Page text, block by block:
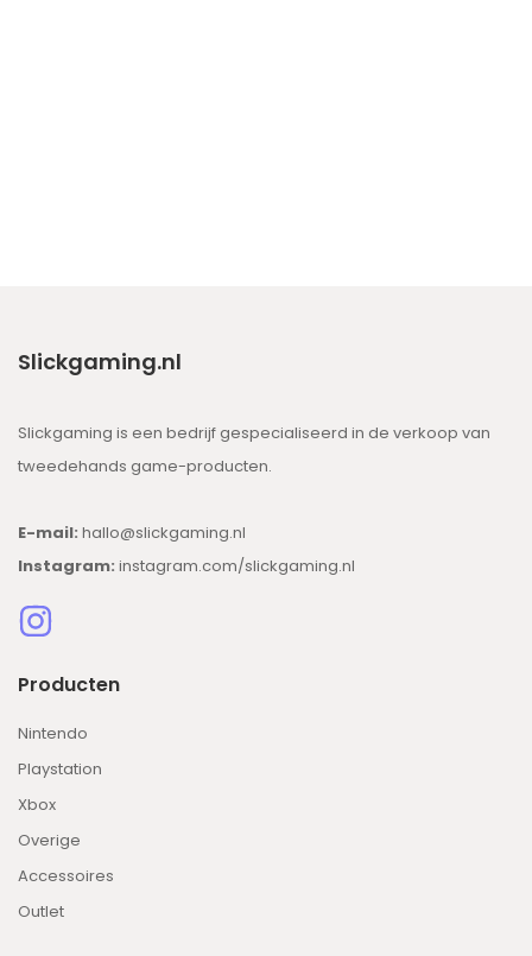
Slickgaming.nl
Slickgaming is een bedrijf gespecialiseerd in de verkoop van
tweedehands game-producten.
E-mail: hallo@slickgaming.nl
Instagram: instagram.com/slickgaming.nl
Producten
Nintendo
Playstation
Xbox
Overige
Accessoires
Outlet